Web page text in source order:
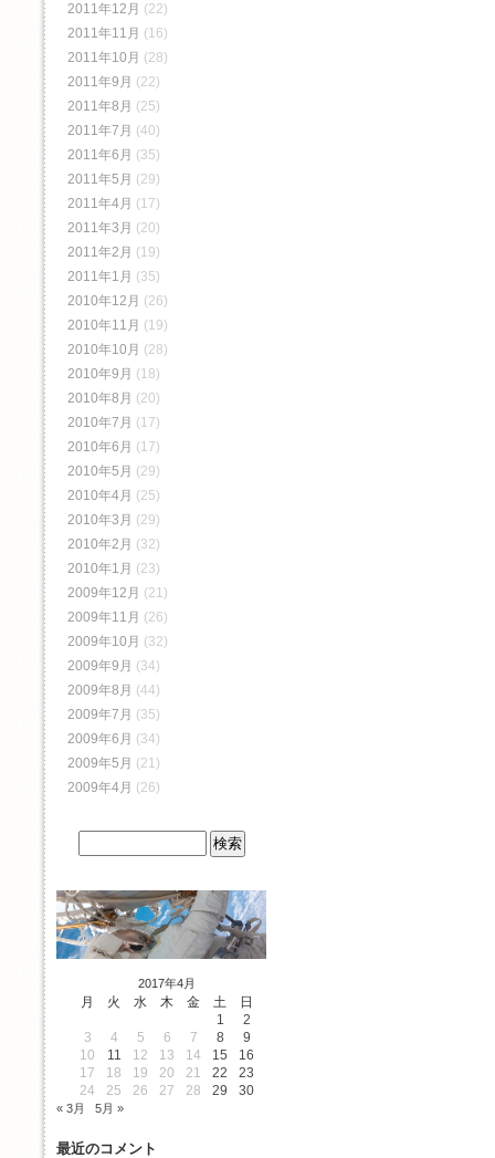
2011年12月 (22)
2011年11月 (16)
2011年10月 (28)
2011年9月 (22)
2011年8月 (25)
2011年7月 (40)
2011年6月 (35)
2011年5月 (29)
2011年4月 (17)
2011年3月 (20)
2011年2月 (19)
2011年1月 (35)
2010年12月 (26)
2010年11月 (19)
2010年10月 (28)
2010年9月 (18)
2010年8月 (20)
2010年7月 (17)
2010年6月 (17)
2010年5月 (29)
2010年4月 (25)
2010年3月 (29)
2010年2月 (32)
2010年1月 (23)
2009年12月 (21)
2009年11月 (26)
2009年10月 (32)
2009年9月 (34)
2009年8月 (44)
2009年7月 (35)
2009年6月 (34)
2009年5月 (21)
2009年4月 (26)
2017年4月
月 火 水 木 金 土
日
1
2
3
4 5 6 7 8
9
10
11 12 13 14 15
16
17
18 19 20 21 22
23
24
25 26 27 28 29 30
« 3月 5月 »
最近のコメント